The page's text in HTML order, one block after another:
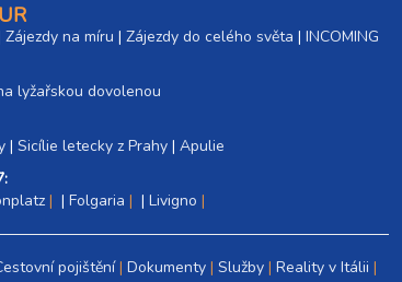
Zájezdy na míru | Zájezdy do celého světa | INCOMING
lyžařskou dovolenou
| Sicílie letecky z Prahy | Apulie
| Folgaria | Livigno
pojištění Dokumenty Služby Reality v Itálii